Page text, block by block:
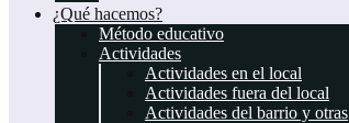
¿Qué hacemos?
Método educativo
Actividades
Actividades en el local
Actividades fuera del local
Actividades del barrio y otras